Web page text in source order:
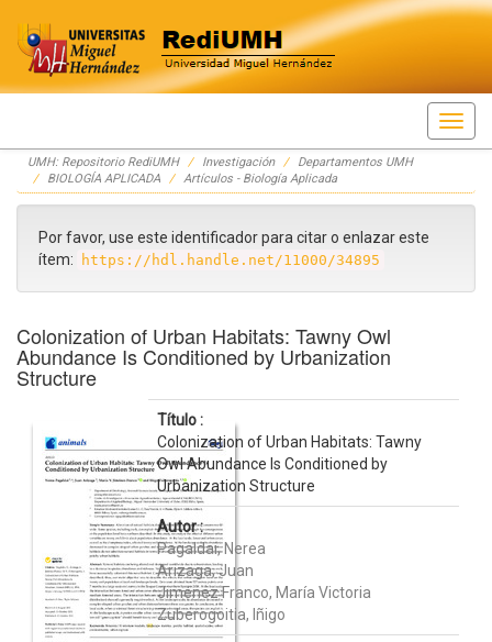
Skip
navigation
UMH: Repositorio RediUMH Investigación
Departamentos UMH
BIOLOGÍA APLICADA
Artículos - Biología Aplicada
Por favor, use este identificador para citar o enlazar este
ítem:
https://hdl.handle.net/11000/34895
Colonization of Urban Habitats: Tawny Owl
Abundance Is Conditioned by Urbanization
Structure
Título :
Colonization of Urban Habitats: Tawny
Owl Abundance Is Conditioned by
Urbanization Structure
Autor :
Pagaldai, Nerea
Arizaga, Juan
Jiménez Franco, María Victoria
Zuberogoitia, Iñigo